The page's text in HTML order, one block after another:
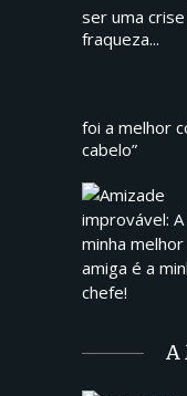
ser uma
fraqueza...
foi a melhor
cabelo”
A